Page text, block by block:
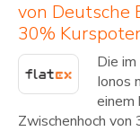
von Deutsche
30%
Die
Ionos
einem
Zwischenhoch von